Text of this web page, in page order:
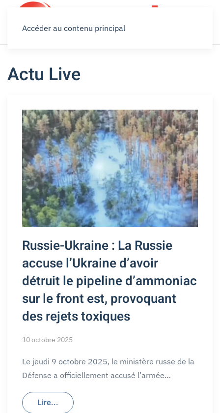
Accéder au contenu principal
Actu Live
Russie-Ukraine : La Russie
accuse l’Ukraine d’avoir
détruit le pipeline d’ammoniac
sur le front est, provoquant
des rejets toxiques
10 octobre 2025
Le jeudi 9 octobre 2025, le ministère russe de la
Défense a officiellement accusé l’armée…
Lire...